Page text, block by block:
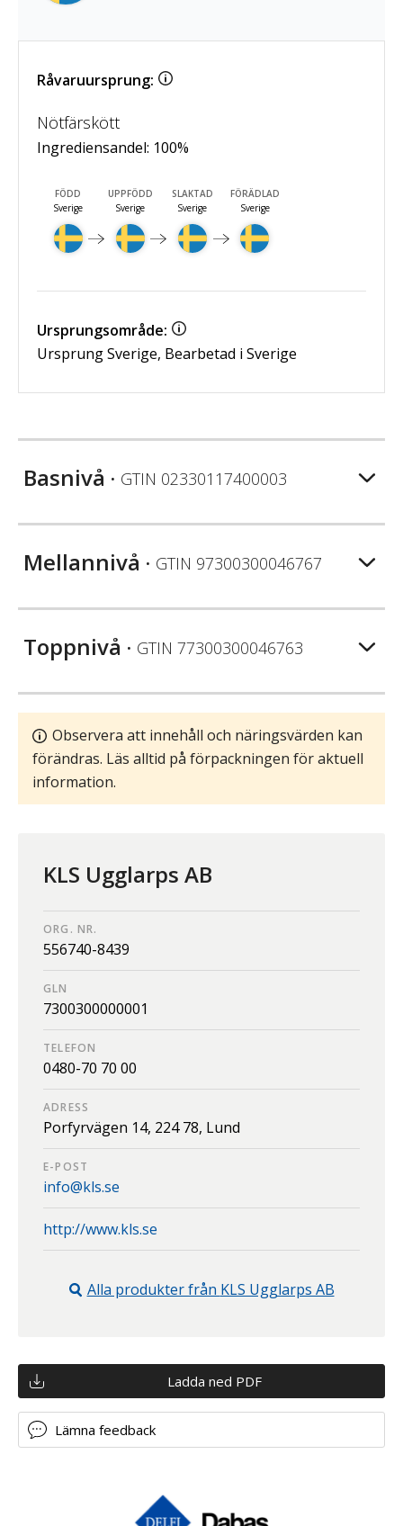
Råvaruursprung:
Nötfärskött
Ingrediensandel: 100%
FÖDD
Sverige
UPPFÖDD
Sverige
SLAKTAD
Sverige
FÖRÄDLAD
Sverige
Ursprungsområde:
Ursprung Sverige, Bearbetad i Sverige
Basnivå • GTIN 02330117400003
Mellannivå • GTIN 97300300046767
Toppnivå • GTIN 77300300046763
Observera att innehåll och näringsvärden kan
förändras. Läs alltid på förpackningen för aktuell
information.
KLS Ugglarps AB
ORG. NR.
556740-8439
GLN
7300300000001
TELEFON
0480-70 70 00
ADRESS
Porfyrvägen 14, 224 78, Lund
E-POST
info@kls.se
http://www.kls.se
Alla produkter från KLS Ugglarps AB
Ladda ned PDF
Lämna feedback